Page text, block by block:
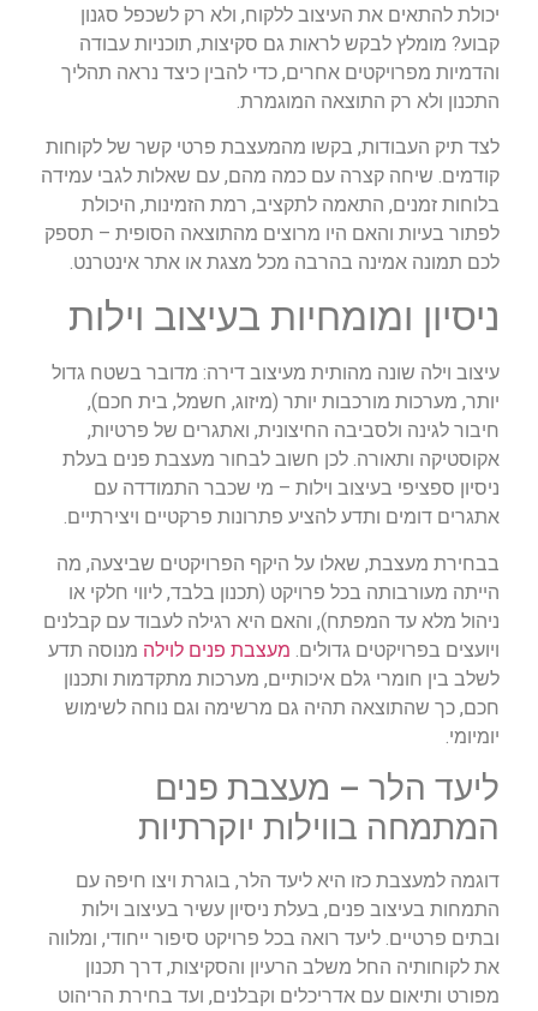
יכולת להתאים את העיצוב ללקוח, ולא רק לשכפל סגנון
קבוע? מומלץ לבקש לראות גם סקיצות, תוכניות עבודה
והדמיות מפרויקטים אחרים, כדי להבין כיצד נראה תהליך
התכנון ולא רק התוצאה המוגמרת.
לצד תיק העבודות, בקשו מהמעצבת פרטי קשר של לקוחות
קודמים. שיחה קצרה עם כמה מהם, עם שאלות לגבי עמידה
בלוחות זמנים, התאמה לתקציב, רמת הזמינות, היכולת
לפתור בעיות והאם היו מרוצים מהתוצאה הסופית – תספק
לכם תמונה אמינה בהרבה מכל מצגת או אתר אינטרנט.
ניסיון ומומחיות בעיצוב וילות
עיצוב וילה שונה מהותית מעיצוב דירה: מדובר בשטח גדול
יותר, מערכות מורכבות יותר (מיזוג, חשמל, בית חכם),
חיבור לגינה ולסביבה החיצונית, ואתגרים של פרטיות,
אקוסטיקה ותאורה. לכן חשוב לבחור מעצבת פנים בעלת
ניסיון ספציפי בעיצוב וילות – מי שכבר התמודדה עם
אתגרים דומים ותדע להציע פתרונות פרקטיים ויצירתיים.
בבחירת מעצבת, שאלו על היקף הפרויקטים שביצעה, מה
הייתה מעורבותה בכל פרויקט (תכנון בלבד, ליווי חלקי או
ניהול מלא עד המפתח), והאם היא רגילה לעבוד עם קבלנים
ויועצים בפרויקטים גדולים. מעצבת פנים לוילה מנוסה תדע
לשלב בין חומרי גלם איכותיים, מערכות מתקדמות ותכנון
חכם, כך שהתוצאה תהיה גם מרשימה וגם נוחה לשימוש
יומיומי.
ליעד הלר – מעצבת פנים
המתמחה בווילות יוקרתיות
דוגמה למעצבת כזו היא ליעד הלר, בוגרת ויצו חיפה עם
התמחות בעיצוב פנים, בעלת ניסיון עשיר בעיצוב וילות
ובתים פרטיים. ליעד רואה בכל פרויקט סיפור ייחודי, ומלווה
את לקוחותיה החל משלב הרעיון והסקיצות, דרך תכנון
מפורט ותיאום עם אדריכלים וקבלנים, ועד בחירת הריהוט